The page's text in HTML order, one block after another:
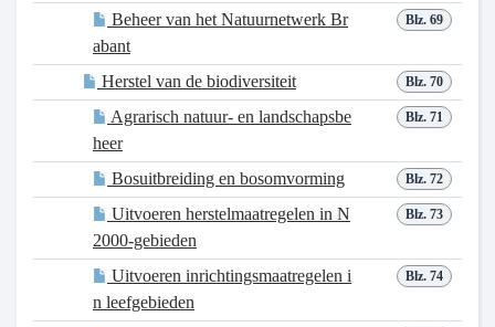
Blz. 69
Beheer van het Natuurnetwerk Br
abant
Blz. 70
Herstel van de biodiversiteit
Blz. 71
Agrarisch natuur- en landschapsbe
heer
Blz. 72
Bosuitbreiding en bosomvorming
Blz. 73
Uitvoeren herstelmaatregelen in N
2000-gebieden
Blz. 74
Uitvoeren inrichtingsmaatregelen i
n leefgebieden